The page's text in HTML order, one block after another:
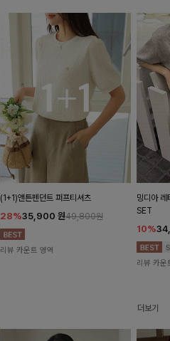
(1+1)앤튼펜던트 퍼프티셔츠
28%35,900 원49,800원
리뷰 카운트 영역
밍디아 레
SET
10%
리뷰 카운
더보기